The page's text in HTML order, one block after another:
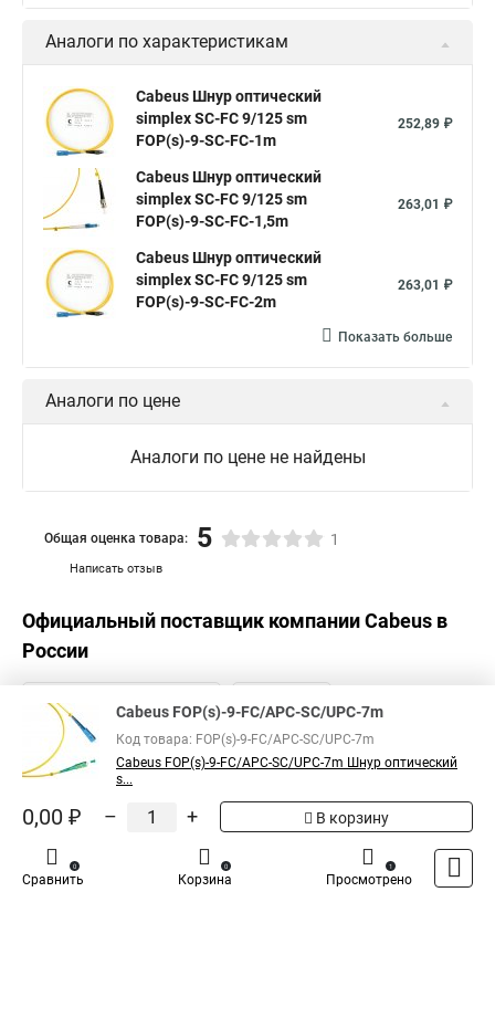
Аналоги по характеристикам
Cabeus Шнур оптический
simplex SC-FC 9/125 sm
FOP(s)-9-SC-FC-1m
252,89 ₽
Cabeus Шнур оптический
simplex SC-FC 9/125 sm
FOP(s)-9-SC-FC-1,5m
263,01 ₽
Cabeus Шнур оптический
simplex SC-FC 9/125 sm
FOP(s)-9-SC-FC-2m
263,01 ₽
Показать больше
Аналоги по цене
Аналоги по цене не найдены
Написать отзыв
Общая оценка товара: 5 1
Официальный поставщик компанииCabeus в
России
Cabeus FOP(s)-9-FC/APC-SC/UPC-7m
Код товара: FOP(s)-9-FC/APC-SC/UPC-7m
Cabeus FOP(s)-9-FC/APC-SC/UPC-7m Шнур оптический
s...
0,00 ₽ – + В корзину
Сравнить
0
Корзина
0
Просмотрено
1